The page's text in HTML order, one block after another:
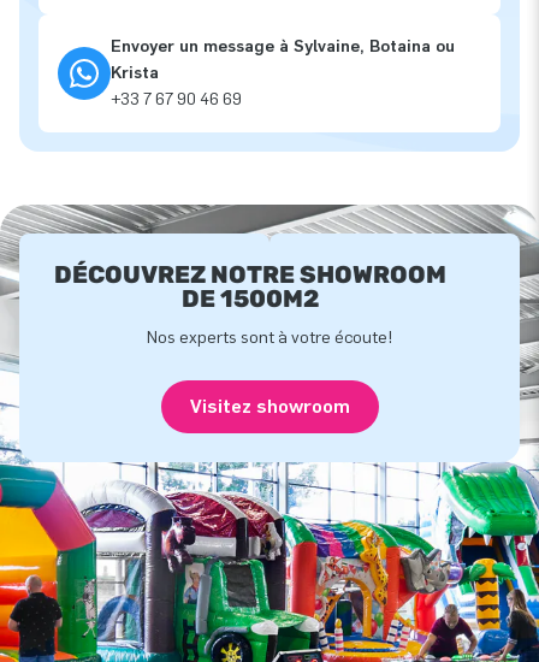
Envoyer un message à Sylvaine, Botaina ou
Krista
+33 7 67 90 46 69
DÉCOUVREZ NOTRE SHOWROOM
DE 1500M2
Nos experts sont à votre écoute!
Visitez showroom